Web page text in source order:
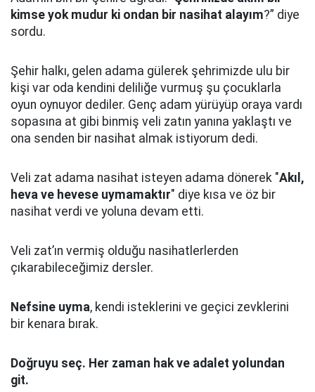
kimse yok mudur ki ondan bir nasihat alayım?” diye
sordu.
Şehir halkı, gelen adama gülerek şehrimizde ulu bir
kişi var oda kendini deliliğe vurmuş şu çocuklarla
oyun oynuyor dediler. Genç adam yürüyüp oraya vardı
sopasına at gibi binmiş veli zatın yanına yaklaştı ve
ona senden bir nasihat almak istiyorum dedi.
Veli zat adama nasihat isteyen adama dönerek "Akıl,
heva ve hevese uymamaktır" diye kısa ve öz bir
nasihat verdi ve yoluna devam etti.
Veli zat’ın vermiş olduğu nasihatlerlerden
çıkarabileceğimiz dersler.
Nefsine uyma, kendi isteklerini ve geçici zevklerini
bir kenara bırak.
Doğruyu seç. Her zaman hak ve adalet yolundan
git.